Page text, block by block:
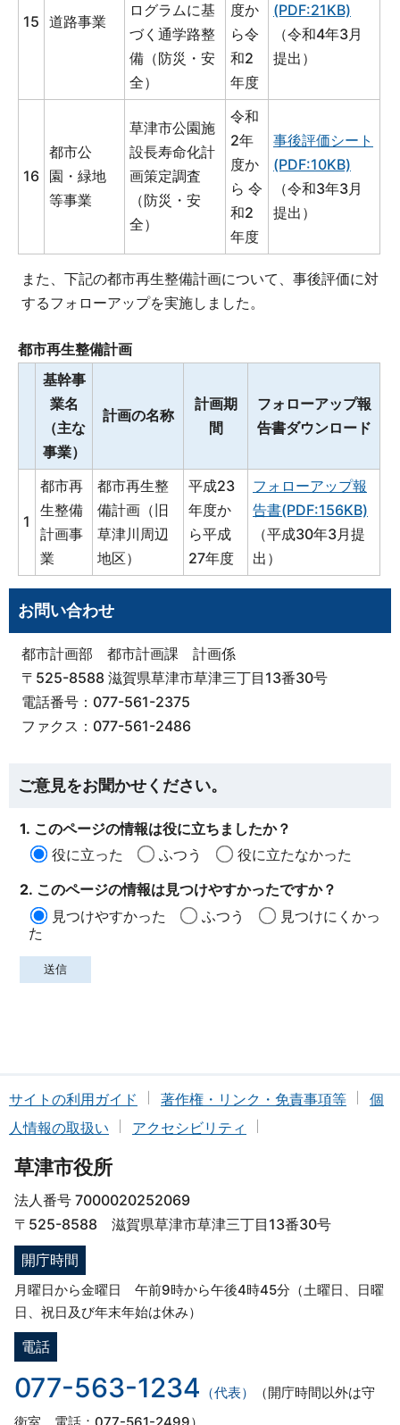
15 道路事業
ログラムに基
づく通学路整
備（防災・安
全）
度か
ら令
和2
年度
(PDF:21KB)
（令和4年3月
提出）
16
都市公
園・緑地
等事業
草津市公園施
設長寿命化計
画策定調査
（防災・安
全）
令和
2年
度か
ら 令
和2
年度
事後評価シート
(PDF:10KB)
（令和3年3月
提出）
また、下記の都市再生整備計画について、事後評価に対
するフォローアップを実施しました。
都市再生整備計画
基幹事
業名
（主な
事業）
計画の名称
計画期
間
フォローアップ報
告書ダウンロード
1
都市再
生整備
計画事
業
都市再生整
備計画（旧
草津川周辺
地区）
平成23
年度か
ら平成
27年度
フォローアップ報
告書(PDF:156KB)
（平成30年3月提
出）
お問い合わせ
都市計画部 都市計画課 計画係
〒525-8588 滋賀県草津市草津三丁目13番30号
電話番号：077-561-2375
ファクス：077-561-2486
ご意見をお聞かせください。
1. このページの情報は役に立ちましたか？
役に立った
ふつう
役に立たなかった
2. このページの情報は見つけやすかったですか？
見つけやすかった
ふつう
見つけにくかっ
た
サイトの利用ガイド 著作権・リンク・免責事項等
個
人情報の取扱い
アクセシビリティ
草津市役所
法人番号 7000020252069
〒525-8588 滋賀県草津市草津三丁目13番30号
開庁時間
月曜日から金曜日 午前9時から午後4時45分（土曜日、日曜
日、祝日及び年末年始は休み）
電話
077-563-1234 （代表）
（開庁時間以外は守